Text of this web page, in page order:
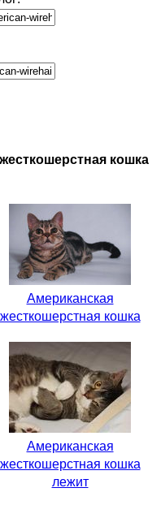
кошка
Американская
жесткошерстная кошка
Американская
жесткошерстная кошка
лежит